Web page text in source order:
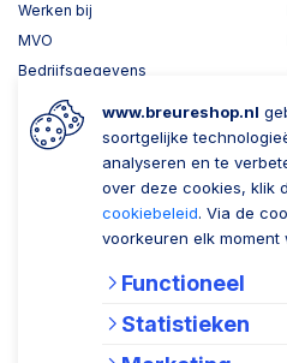
Werken bij
MVO
Bedrijfsgegevens
Toplawood 3D configurator
Kijk mee met Breure
Wil je ons volgen?
www.breureshop.nl
soortgelijke
analyseren en te
over deze cookies, klik
cookiebeleid. Via de
voorkeuren elk moment
Functioneel
Statistieken